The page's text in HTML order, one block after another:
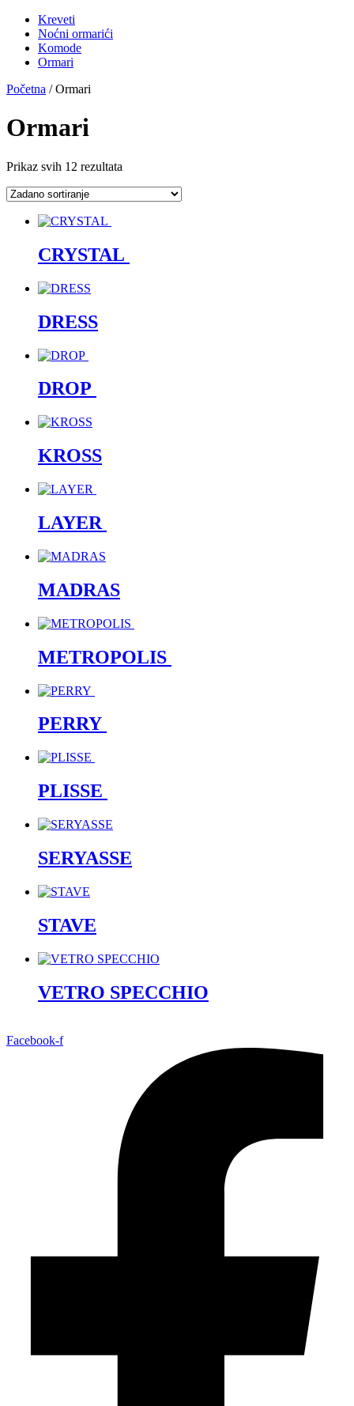
Kreveti
Noćni ormarići
Komode
Ormari
Početna / Ormari
Ormari
Prikaz svih 12 rezultata
CRYSTAL
DRESS
DROP
KROSS
LAYER
MADRAS
METROPOLIS
PERRY
PLISSE
SERYASSE
STAVE
VETRO SPECCHIO
Facebook-f